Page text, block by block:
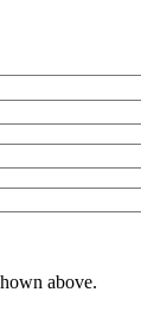
above.